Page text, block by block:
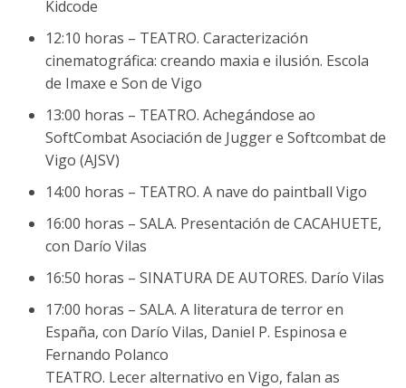
Kidcode
12:10 horas – TEATRO. Caracterización
cinematográfica: creando maxia e ilusión. Escola
de Imaxe e Son de Vigo
13:00 horas – TEATRO. Achegándose ao
SoftCombat Asociación de Jugger e Softcombat de
Vigo (AJSV)
14:00 horas – TEATRO. A nave do paintball Vigo
16:00 horas – SALA. Presentación de CACAHUETE,
con Darío Vilas
16:50 horas – SINATURA DE AUTORES. Darío Vilas
17:00 horas – SALA. A literatura de terror en
España, con Darío Vilas, Daniel P. Espinosa e
Fernando Polanco
TEATRO. Lecer alternativo en Vigo, falan as